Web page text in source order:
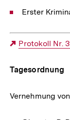
Erster
Externer
Protokoll Nr.
Tagesordnung
Vernehmung